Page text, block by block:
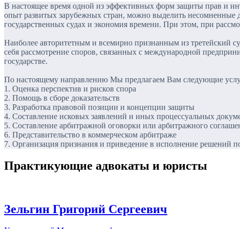
В настоящее время одной из эффективных форм защиты прав и
опыт развитых зарубежных стран, можно выделить
государственных судах и экономия времени. При этом, при
Наиболее авторитетным и всемирно признанным из
себя рассмотрение споров, связанных с международной
государстве.
По настоящему направлению Мы предлагаем Вам следующие
1. Оценка перспектив и рисков спора
2. Помощь в сборе доказательств
3. Разработка правовой позиции и концепции защиты
4. Составление исковых заявлений и иных процессуальных
5. Составление арбитражной оговорки или арбитражного
6. Представительство в коммерческом арбитраже
7. Организация признания и приведение в исполнение решений
Практикующие адвокаты и юристы
Зельгин Григорий Сергеевич